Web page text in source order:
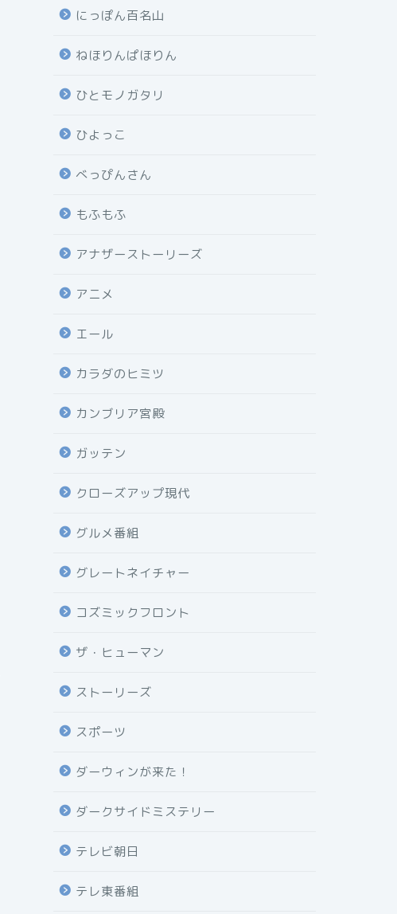
にっぽん百名山
ねほりんぱほりん
ひとモノガタリ
ひよっこ
べっぴんさん
もふもふ
アナザーストーリーズ
アニメ
エール
カラダのヒミツ
カンブリア宮殿
ガッテン
クローズアップ現代
グルメ番組
グレートネイチャー
コズミックフロント
ザ・ヒューマン
ストーリーズ
スポーツ
ダーウィンが来た！
ダークサイドミステリー
テレビ朝日
テレ東番組